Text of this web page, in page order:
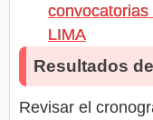
LIMA
Resultados
Revisar el